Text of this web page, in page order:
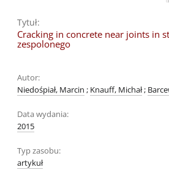
Tytuł:
Cracking in concrete near joints in
zespolonego
Autor:
Niedośpiał, Marcin ; Knauff, Michał;
Data wydania:
2015
Typ zasobu:
artykuł